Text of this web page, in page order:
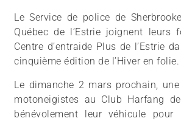
Le Service de police de
Québec de l’Estrie joignent leurs
Centre d’entraide Plus de l’Estrie
cinquième édition de l’Hiver en folie.
Le dimanche 2 mars prochain,
motoneigistes au Club Harfang
bénévolement leur véhicule pour